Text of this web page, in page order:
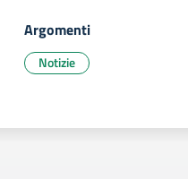
Argomenti
Notizie